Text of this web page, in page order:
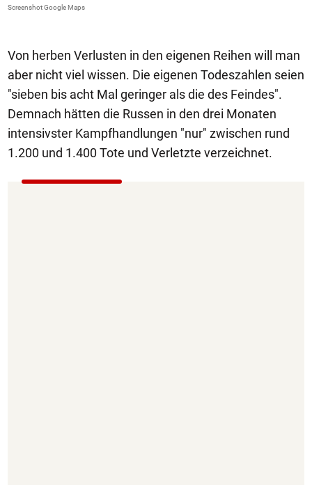
Screenshot Google Maps
Von herben Verlusten in den eigenen Reihen will man
aber nicht viel wissen. Die eigenen Todeszahlen seien
"sieben bis acht Mal geringer als die des Feindes".
Demnach hätten die Russen in den drei Monaten
intensivster Kampfhandlungen "nur" zwischen rund
1.200 und 1.400 Tote und Verletzte verzeichnet.